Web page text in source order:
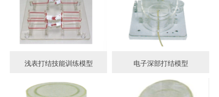
浅表打结技能训练模型 电子深部打结模型